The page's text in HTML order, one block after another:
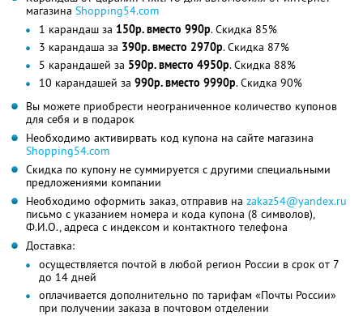
магазина Shopping54.com
1 карандаш за 150р. вместо 990р. Скидка 85%
3 карандаша за 390р. вместо 2970р. Скидка 87%
5 карандашей за 590р. вместо 4950р. Скидка 88%
10 карандашей за 990р. вместо 9990р. Скидка 90%
Вы можете приобрести неограниченное количество купонов
для себя и в подарок
Необходимо активирвать код купона на сайте магазина
Shopping54.com
Скидка по купону не суммируется с другими специальными
предложениями компании
Необходимо оформить заказ, отправив на zakaz54@yandex.ru
письмо с указанием номера и кода купона (8 символов),
Ф.И.О., адреса с индексом и контактного телефона
Доставка:
осуществляется почтой в любой регион России в срок от 7
до 14 дней
оплачивается дополнительно по тарифам «Почты России»
при получении заказа в почтовом отделении